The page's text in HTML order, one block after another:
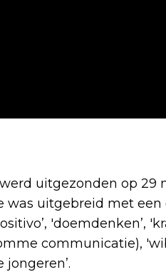
uitgezonden op 29
was uitgebreid met
'doemdenken’,
communicatie),
jongeren’.